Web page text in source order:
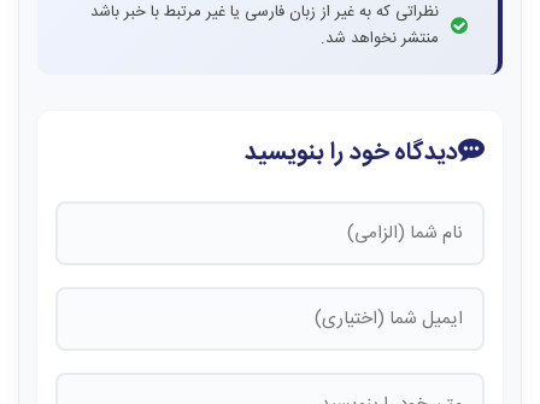
نظراتی که به غیر از زبان فارسی یا غیر مرتبط با خبر باشد
منتشر نخواهد شد.
دیدگاه خود را بنویسید